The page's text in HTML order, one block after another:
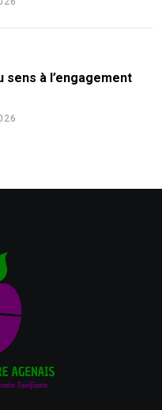
sens à l’engagement